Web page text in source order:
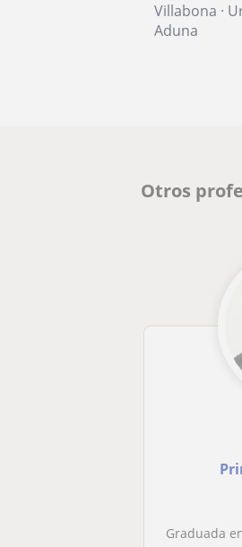
Villabona ·
Aduna
Otros
Graduada en